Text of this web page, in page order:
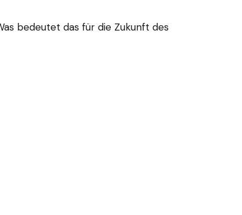
bedeutet das für die Zukunft des